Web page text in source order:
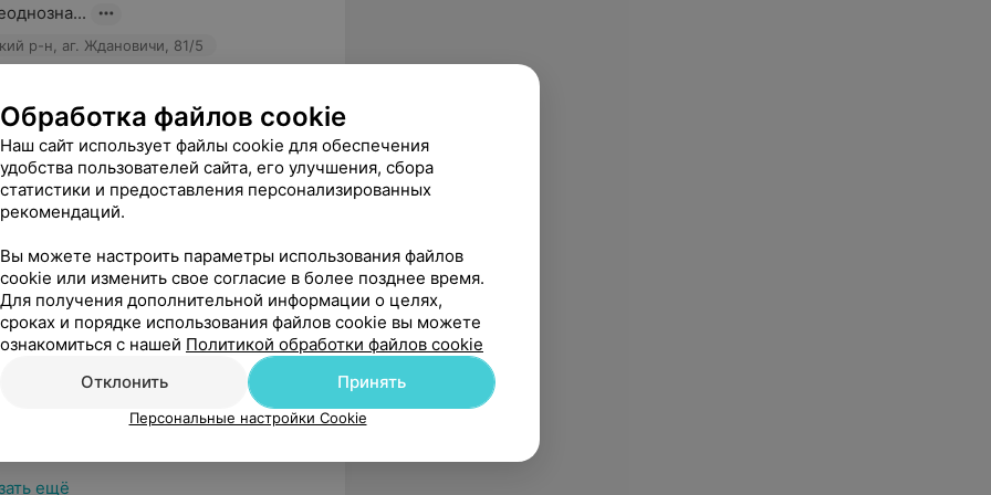
р-н, аг. Ждановичи, 81/5
Рекомендую
прооперировали сердце (
!!! операция - Пластика МК) моему
Хочу выра...
р-н, аг. Ждановичи, 81/5
у Комаровского Александра
отличный врач, профессионал
рассказал и о...
р-н, аг. Ждановичи, 81/5
ещё
Обработка файлов cookie
Наш сайт использует файлы cookie для обеспечения
удобства пользователей сайта, его улучшения, сбора
статистики и предоставления персонализированных
рекомендаций.
Вы можете настроить параметры использования файлов
cookie или изменить свое согласие в более позднее время.
Для получения дополнительной информации о целях,
сроках и порядке использования файлов cookie вы можете
ознакомиться с нашей Политикой обработки файлов cookie
Отклонить
Принять
Персональные настройки Cookie